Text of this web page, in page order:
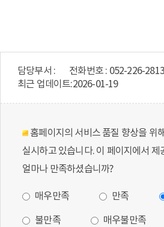
담당부서 :
전화번호 : 052-226-2813
최근 업데이트:2026-01-19
홈페이지의 서비스 품질 향상을 위
실시하고 있습니다. 이 페이지에서 제
얼마나 만족하셨습니까?
매우만족 만족
불만족 매우불만족